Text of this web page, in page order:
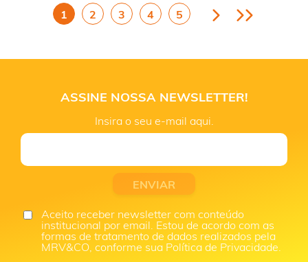
1 2 3 4 5
ASSINE NOSSA NEWSLETTER!
Insira o seu e-mail aqui.
Aceito receber newsletter com conteúdo
institucional por email. Estou de acordo com as
formas de tratamento de dados realizados pela
MRV&CO, conforme sua Política de Privacidade.